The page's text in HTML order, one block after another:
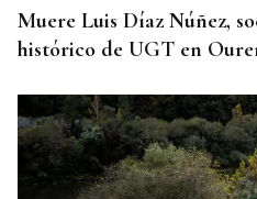
Muere Luis Díaz Núñez,
histórico de UGT en